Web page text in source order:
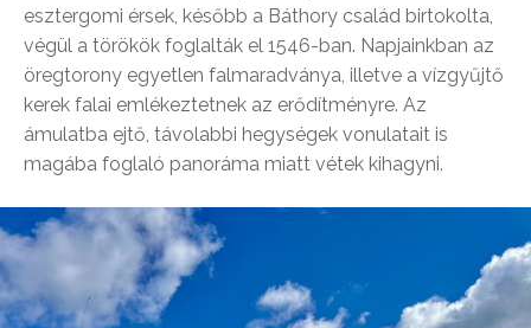
esztergomi érsek, később a Báthory család birtokolta,
végül a törökök foglalták el 1546-ban. Napjainkban az
öregtorony egyetlen falmaradványa, illetve a vízgyűjtő
kerek falai emlékeztetnek az erődítményre. Az
ámulatba ejtő, távolabbi hegységek vonulatait is
magába foglaló panoráma miatt vétek kihagyni.